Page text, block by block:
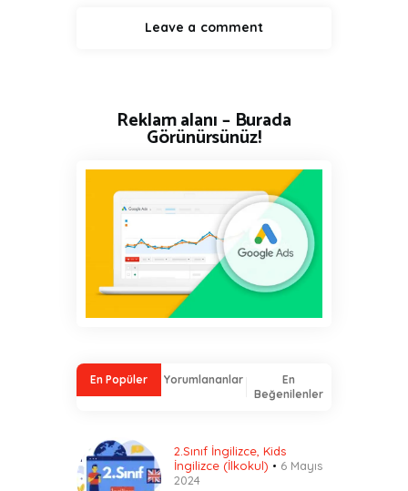
Reklam alanı – Burada
Görünürsünüz!
En Popüler Yorumlananlar
En
Beğenilenler
2.Sınıf İngilizce Kids
İngilizce (İlkokul)
6 Mayıs
2024